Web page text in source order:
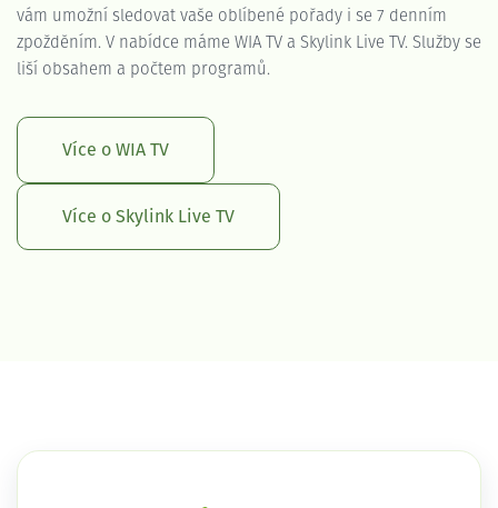
vám umožní sledovat vaše oblíbené pořady i se 7 denním
zpožděním. V nabídce máme WIA TV a Skylink Live TV. Služby se
liší obsahem a počtem programů.
Více o WIA TV
Více o Skylink Live TV